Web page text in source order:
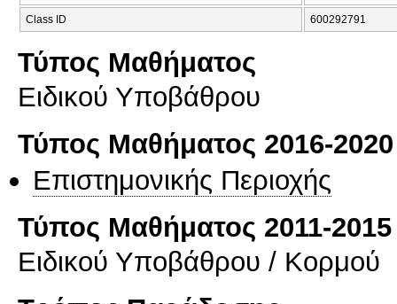
Class ID 600292791
Τύπος Μαθήματος
Ειδικού Υποβάθρου
Τύπος Μαθήματος 2016-2020
Επιστημονικής Περιοχής
Τύπος Μαθήματος 2011-2015
Ειδικού Υποβάθρου / Κορμού